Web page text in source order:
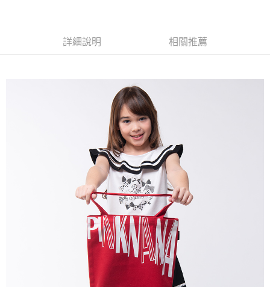
每筆NT$80，滿NT$2,000(含以上)免運費
每筆NT$80，滿NT$2,000(含以上)免運費
每筆NT$80，滿NT$2,000(含以上)免運費
每筆NT$80，滿NT$2,000(含以上)免運費
詳細說明 相關推薦